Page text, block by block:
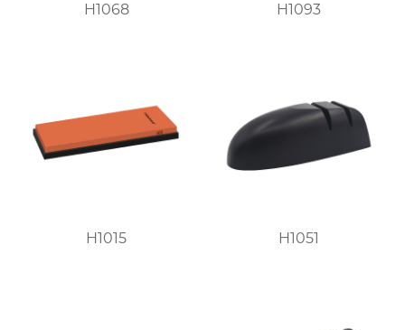
H1068 H1093
H1015 H1051